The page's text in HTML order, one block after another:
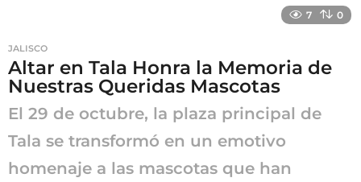
g
o
7 0
JALISCO
Altar en Tala Honra la Memoria de
Nuestras Queridas Mascotas
El 29 de octubre, la plaza principal de
Tala se transformó en un emotivo
homenaje a las mascotas que han